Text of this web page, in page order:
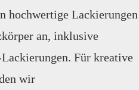
hochwertige Lackierungen
an, inklusive
Für kreative
wir